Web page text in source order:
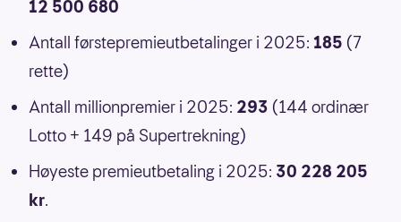
12 500 680
Antall førstepremieutbetalinger i 2025: 185 (7
rette)
Antall millionpremier i 2025: 293 (144 ordinær
Lotto + 149 på Supertrekning)
Høyeste premieutbetaling i 2025: 30 228 205
kr.